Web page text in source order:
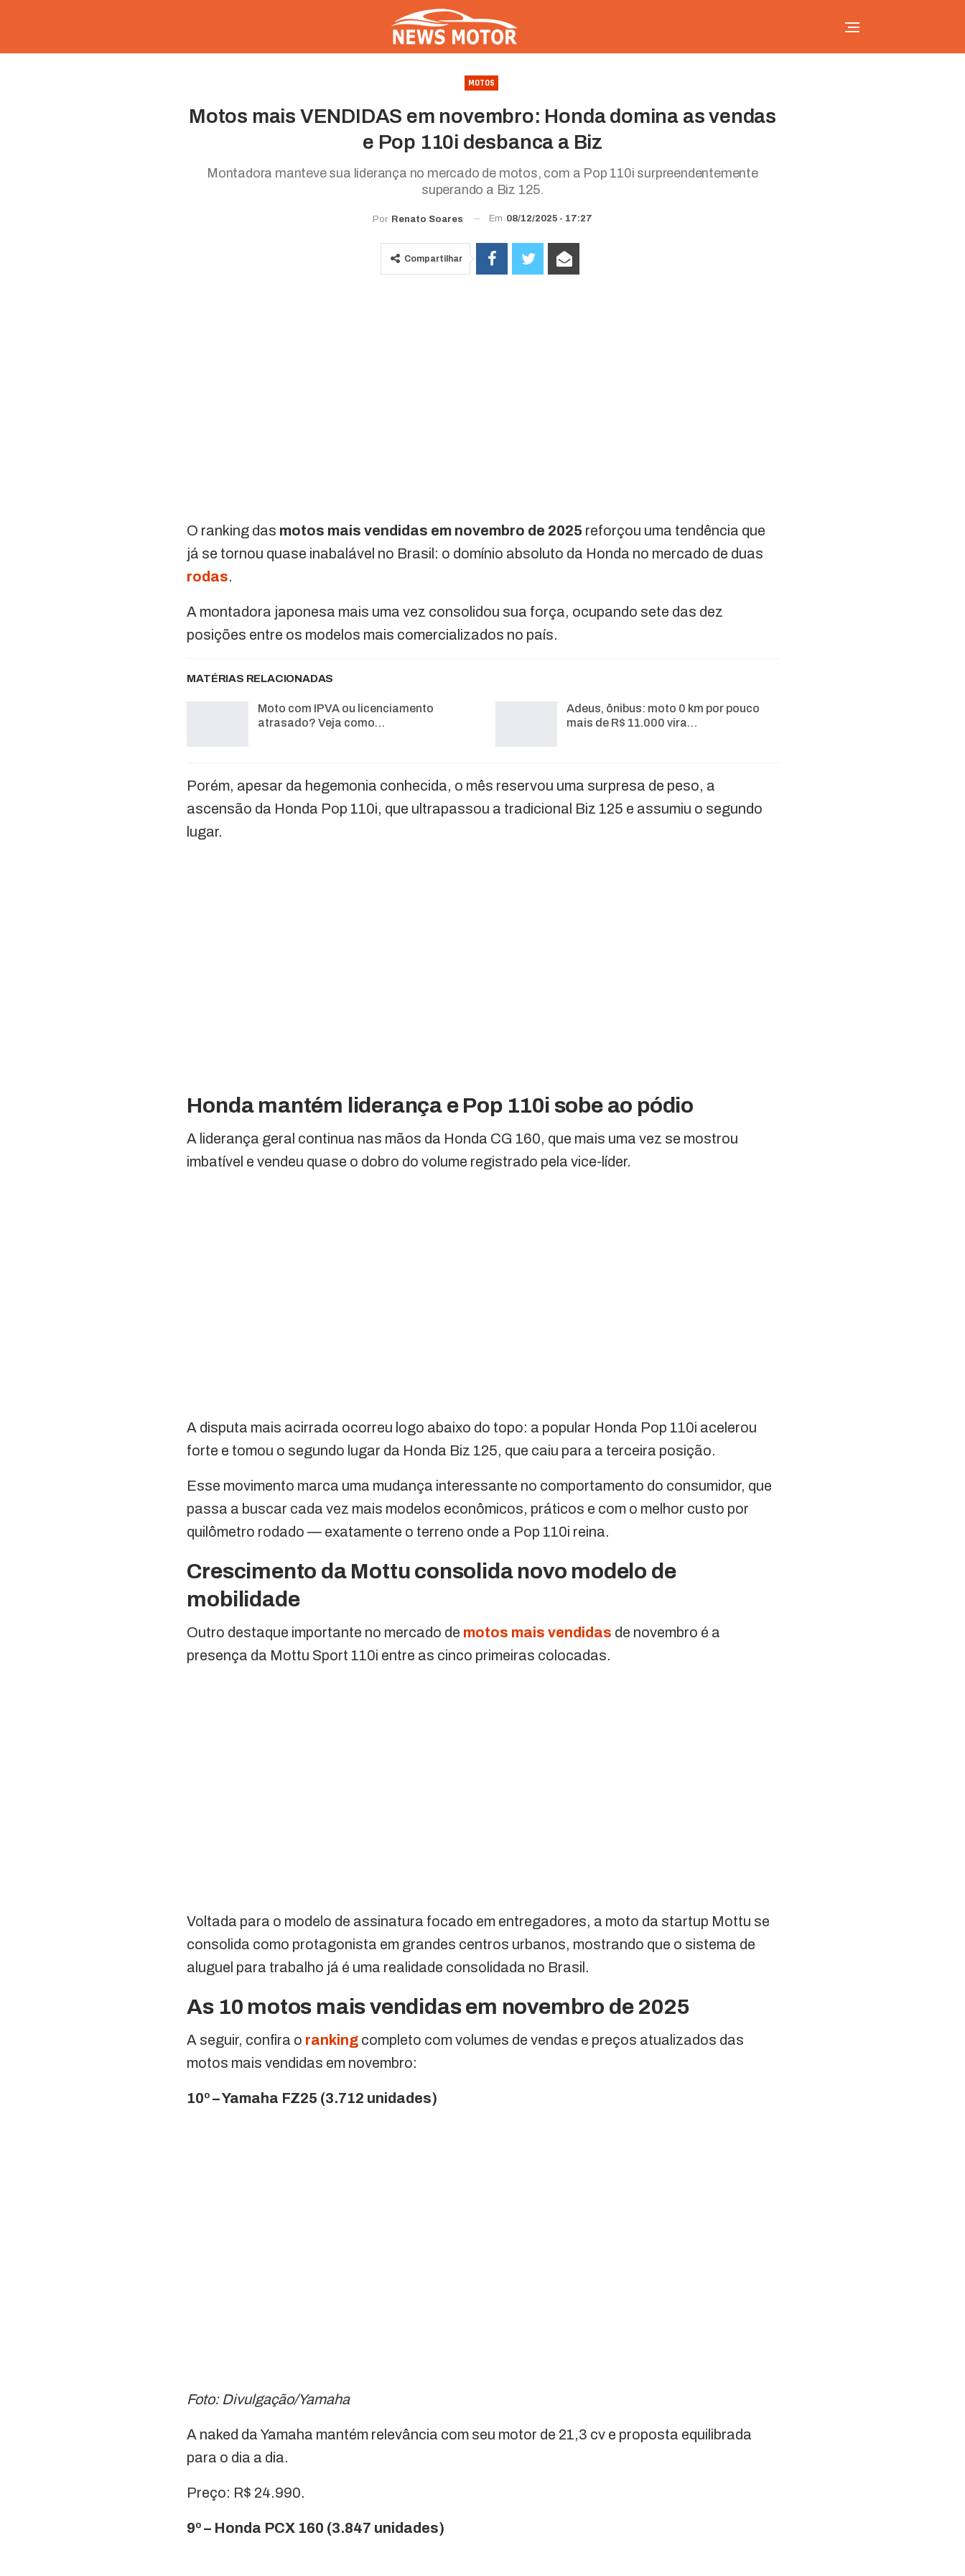
MOTOS
Motos mais VENDIDAS em novembro: Honda domina as vendas
e Pop 110i desbanca a Biz
Montadora manteve sua liderança no mercado de motos, com a Pop 110i surpreendentemente
superando a Biz 125.
Por Renato Soares Em 08/12/2025 - 17:27
Compartilhar
O ranking das motos mais vendidas em novembro de 2025 reforçou uma tendência que
já se tornou quase inabalável no Brasil: o domínio absoluto da Honda no mercado de duas
rodas.
A montadora japonesa mais uma vez consolidou sua força, ocupando sete das dez
posições entre os modelos mais comercializados no país.
MATÉRIAS RELACIONADAS
Moto com IPVA ou licenciamento
atrasado? Veja como…
Adeus, ônibus: moto 0 km por pouco
mais de R$ 11.000 vira…
Porém, apesar da hegemonia conhecida, o mês reservou uma surpresa de peso, a
ascensão da Honda Pop 110i, que ultrapassou a tradicional Biz 125 e assumiu o segundo
lugar.
Honda mantém liderança e Pop 110i sobe ao pódio
A liderança geral continua nas mãos da Honda CG 160, que mais uma vez se mostrou
imbatível e vendeu quase o dobro do volume registrado pela vice-líder.
A disputa mais acirrada ocorreu logo abaixo do topo: a popular Honda Pop 110i acelerou
forte e tomou o segundo lugar da Honda Biz 125, que caiu para a terceira posição.
Esse movimento marca uma mudança interessante no comportamento do consumidor, que
passa a buscar cada vez mais modelos econômicos, práticos e com o melhor custo por
quilômetro rodado — exatamente o terreno onde a Pop 110i reina.
Crescimento da Mottu consolida novo modelo de
mobilidade
Outro destaque importante no mercado de motos mais vendidas de novembro é a
presença da Mottu Sport 110i entre as cinco primeiras colocadas.
Voltada para o modelo de assinatura focado em entregadores, a moto da startup Mottu se
consolida como protagonista em grandes centros urbanos, mostrando que o sistema de
aluguel para trabalho já é uma realidade consolidada no Brasil.
As 10 motos mais vendidas em novembro de 2025
A seguir, confira o ranking completo com volumes de vendas e preços atualizados das
motos mais vendidas em novembro:
10º – Yamaha FZ25 (3.712 unidades)
Foto: Divulgação/Yamaha
A naked da Yamaha mantém relevância com seu motor de 21,3 cv e proposta equilibrada
para o dia a dia.
Preço: R$ 24.990.
9º – Honda PCX 160 (3.847 unidades)